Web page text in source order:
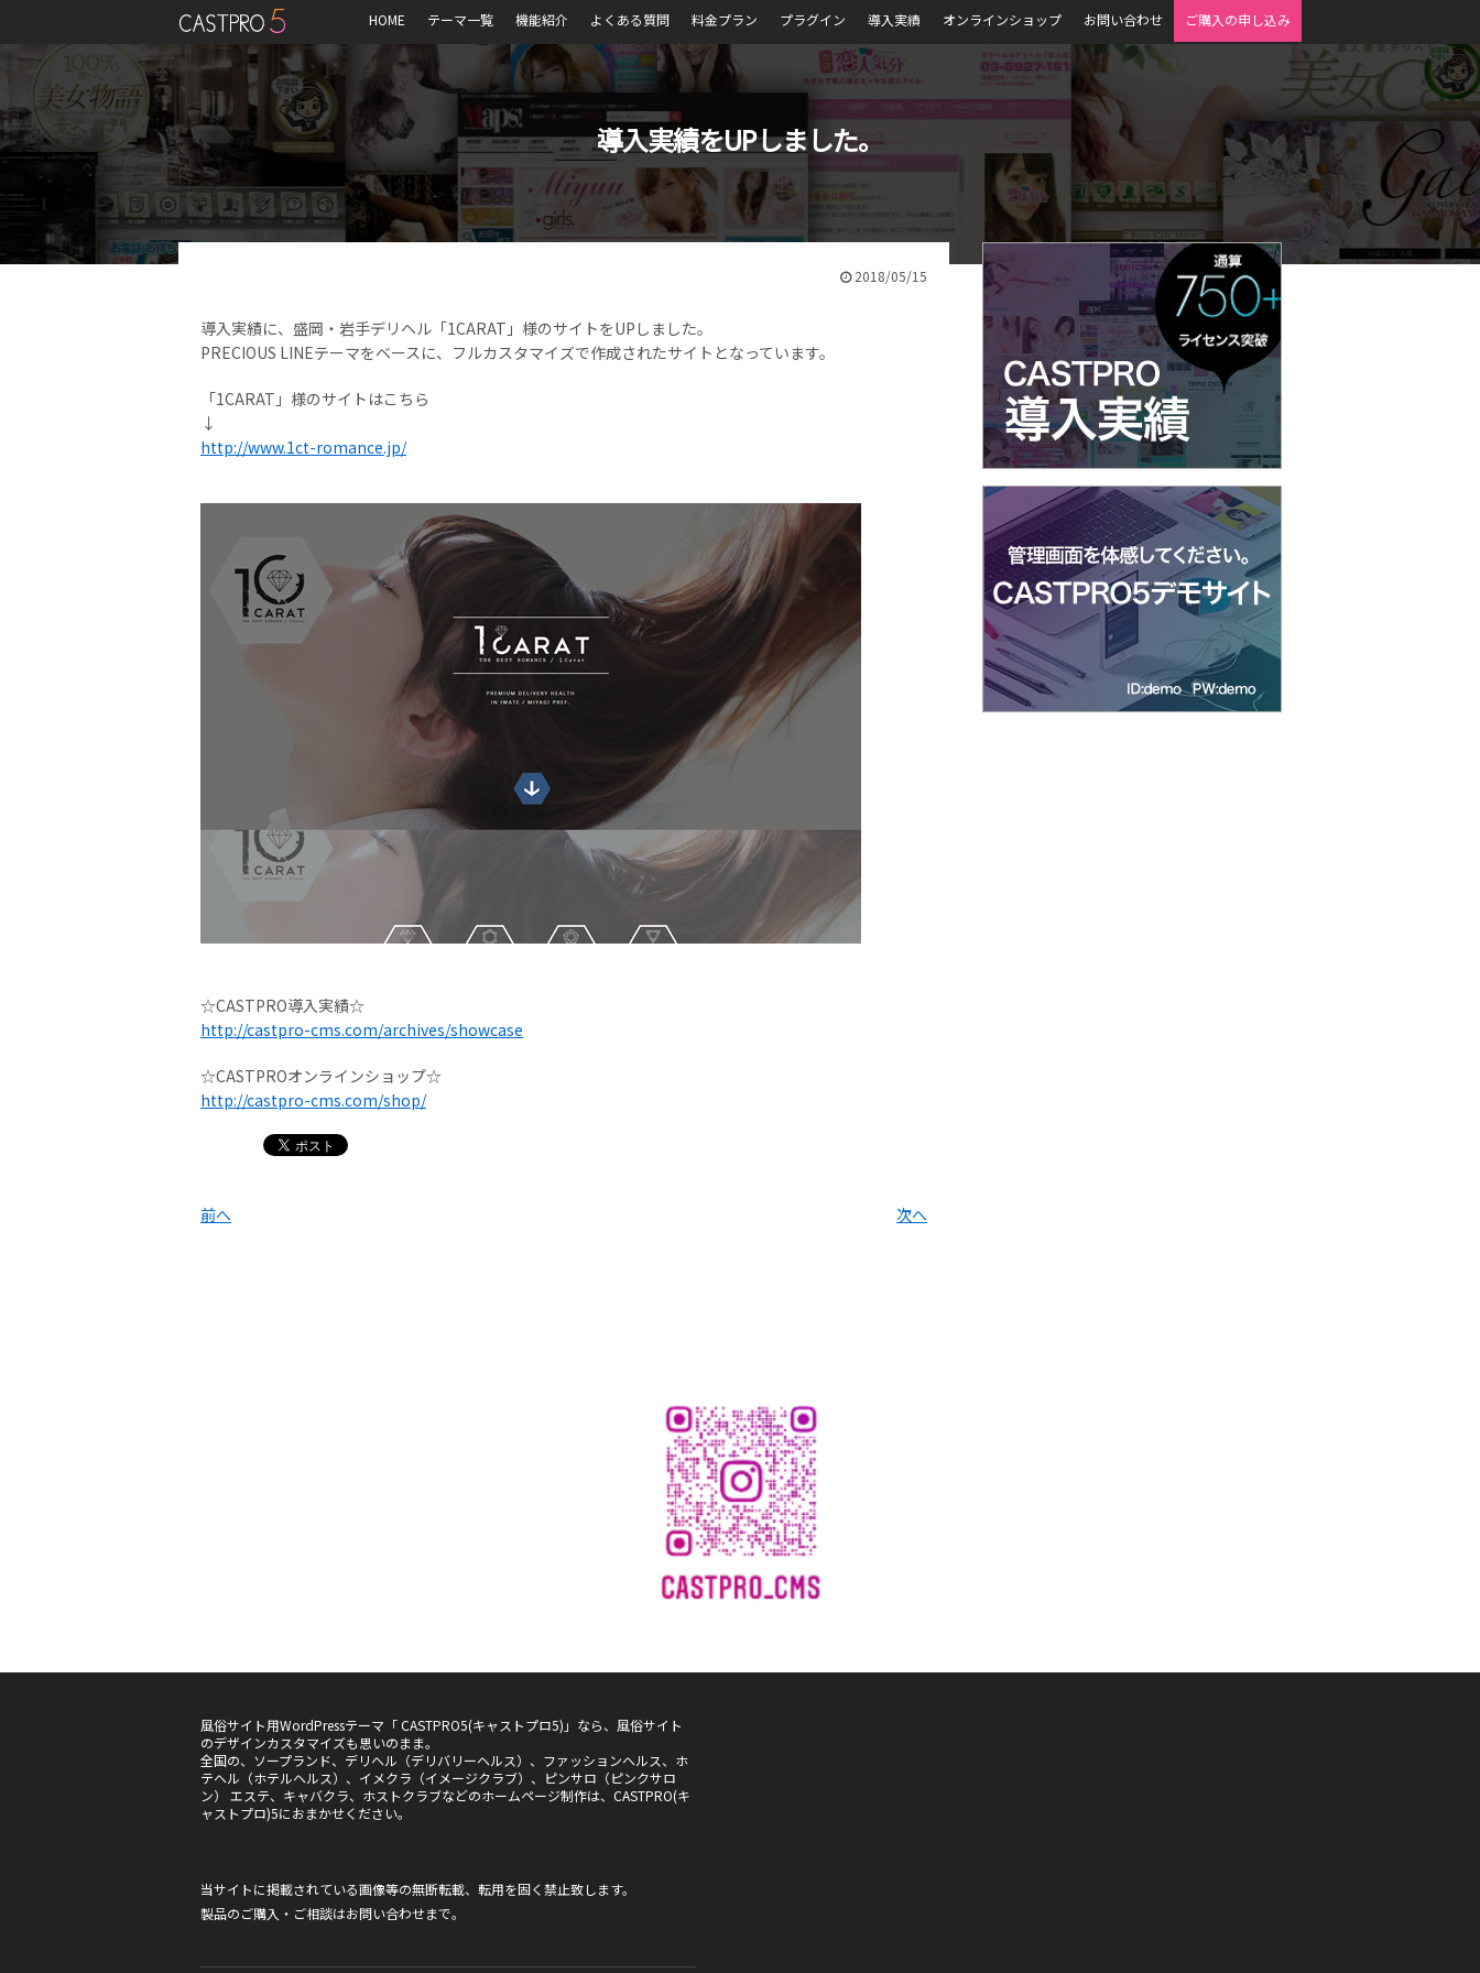
HOME テーマ一覧 機能紹介 よくある質問 料金プラン プラグイン 導入実績 オンラインショップ お問い合わせ ご購入の申し込み
導入実績をUPしました。
2018/05/15
導入実績に、盛岡・岩手デリヘル「1CARAT」様のサイトをUPしました。
PRECIOUS LINEテーマをベースに、フルカスタマイズで作成されたサイトとなっています。
「1CARAT」様のサイトはこちら
↓
http://www.1ct-romance.jp/
☆CASTPRO導入実績☆
http://castpro-cms.com/archives/showcase
☆CASTPROオンラインショップ☆
http://castpro-cms.com/shop/
前へ 次へ
風俗サイト用WordPressテーマ「 CASTPRO5(キャストプロ5)」なら、風俗サイト
のデザインカスタマイズも思いのまま。
全国の、ソープランド、デリヘル（デリバリーヘルス）、ファッションヘルス、ホ
テヘル（ホテルヘルス）、イメクラ（イメージクラブ）、ピンサロ（ピンクサロ
ン） エステ、キャバクラ、ホストクラブなどのホームページ制作は、CASTPRO(キ
ャストプロ)5におまかせください。
当サイトに掲載されている画像等の無断転載、転用を固く禁止致します。
製品のご購入・ご相談はお問い合わせまで。